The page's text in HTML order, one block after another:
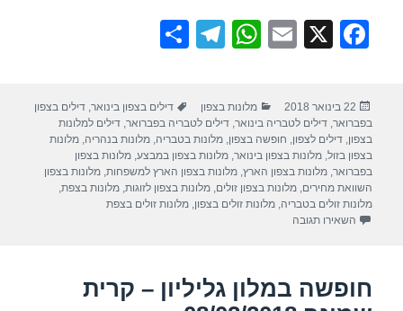
F
e
b
o
o
X
E
W
s
A
p
p
T
gr
a
m
e
פורסם
בתאריך
22 בינואר 2018 קטגוריות
מלונות בצפון תגיות
דילים בצפון בינואר,דילים בצפון
בפברואר,דילים לטבריה בינואר,דילים לטבריה בפברואר,דילים למלונות
בצפון,דילים לצפון, חופשה בצפון,מלונות בטבריה,מלונות בנהריה,מלונות
בצפון בזול,מלונות בצפון בינואר,מלונות בצפון במבצע,מלונות בצפון
בפברואר,מלונות בצפון הארץ,מלונות בצפון הארץ למשפחות,מלונות בצפון
השוואת מחירים,מלונות בצפון זולים,מלונות בצפון לזוגות,מלונות בצפת,
מלונות זולים בטבריה,מלונות זולים בצפון,מלונות זולים בצפת
השאירו תגובה
חופשה במלון גליליון – קרית